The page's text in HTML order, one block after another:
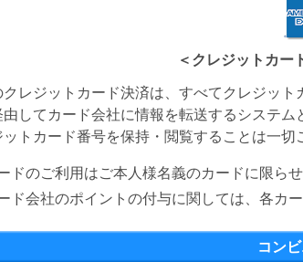
＜クレジットカー
クレジットカード決済は、すべてクレジッ
由してカード会社に情報を転送するシステ
ットカード番号を保持・閲覧することは一切
ドのご利用はご本人様名義のカードに限らせ
ド会社のポイントの付与に関しては、各カ
コン